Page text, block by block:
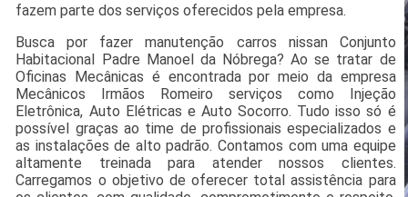
fazem parte dos serviços oferecidos pela empresa.
Busca por fazer manutenção carros nissan Conjunto
Habitacional Padre Manoel da Nóbrega? Ao se tratar de
Oficinas Mecânicas é encontrada por meio da empresa
Mecânicos Irmãos Romeiro serviços como Injeção
Eletrônica, Auto Elétricas e Auto Socorro. Tudo isso só é
possível graças ao time de profissionais especializados e
as instalações de alto padrão. Contamos com uma equipe
altamente treinada para atender nossos clientes.
Carregamos o objetivo de oferecer total assistência para